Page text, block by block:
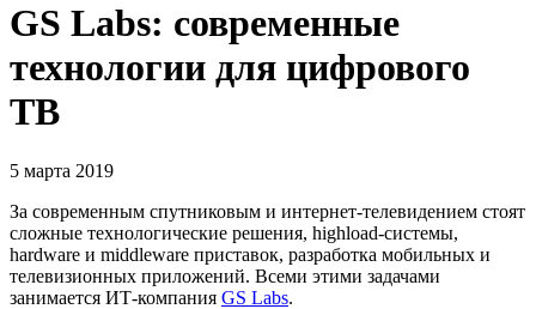
GS Labs: современные
технологии для цифрового
ТВ
5 марта 2019
За современным спутниковым и интернет-телевидением стоят
сложные технологические решения, highload-системы,
hardware и middleware приставок, разработка мобильных и
телевизионных приложений. Всеми этими задачами
занимается ИТ-компания GS Labs.